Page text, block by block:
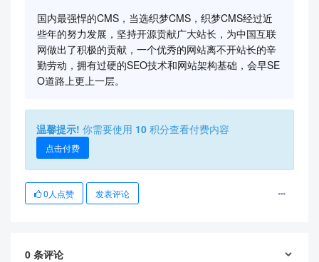
国内最强悍的CMS，当选织梦CMS，织梦CMS经过近
些年的努力发展，坚持开源贡献广大站长，为中国互联
网做出了积极的贡献，一个优秀的网站离不开站长的辛
勤劳动，拥有过硬的SEO技术和网站架构基础，会早SE
O道路上更上一层。
温馨提示! 你需要使用 10 积分查看付费内容
点击付费
0 人点赞 发表评论
0 条评论